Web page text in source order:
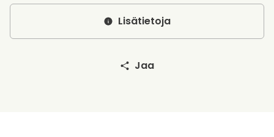
Lisätietoja
Jaa